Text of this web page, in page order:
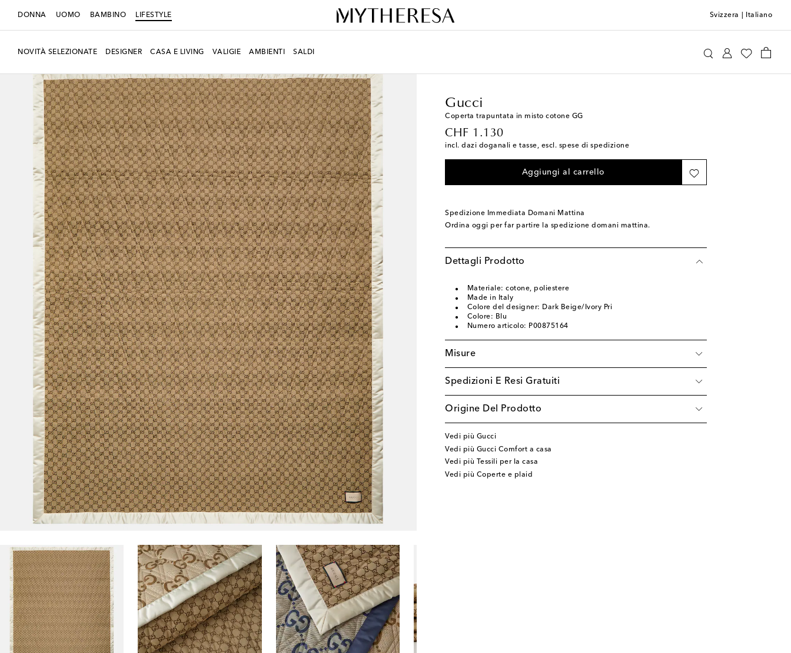
DONNA UOMO BAMBINO LIFESTYLE Svizzera Italiano
NOVITÀ SELEZIONATE DESIGNER CASA E LIVING VALIGIE AMBIENTI SALDI
Gucci
Coperta trapuntata in misto cotone GG
CHF 1.130
original price
incl. dazi doganali e tasse, escl. spese di spedizione
Aggiungi al carrello
Spedizione Immediata Domani Mattina
Ordina oggi per far partire la spedizione domani mattina.
Dettagli Prodotto
Materiale: cotone, poliestere
Made in Italy
Colore del designer: Dark Beige/Ivory Pri
Colore: Blu
Numero articolo: P00875164
Misure
Spedizioni E Resi Gratuiti
Origine Del Prodotto
Vedi più Gucci
Vedi più Gucci Comfort a casa
Vedi più Tessili per la casa
Vedi più Coperte e plaid